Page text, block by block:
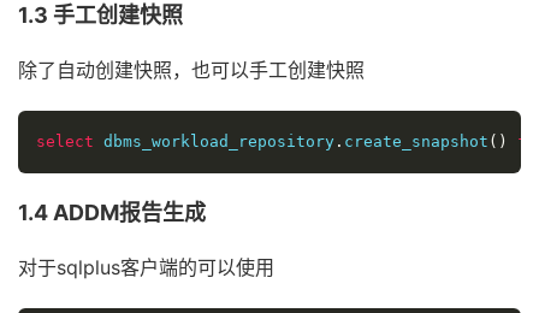
1.3 手工创建快照
除了自动创建快照，也可以手工创建快照
select dbms_workload_repository . create_snapshot ()
1.4 ADDM报告生成
对于sqlplus客户端的可以使用